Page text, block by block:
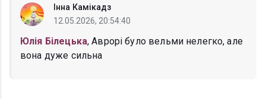
Інна Камікадз
12.05.2026, 20:54:40
Юлія Білецька, Аврорі було вельми нелегко, але
вона дуже сильна